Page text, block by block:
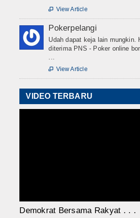
 View Article
Pokerpelangi
Udah dapat keja lain mungkin.
diterima PNS - Poker online
...
 View Article
VIDEO TERBARU
Demokrat Bersama Rakyat . . .